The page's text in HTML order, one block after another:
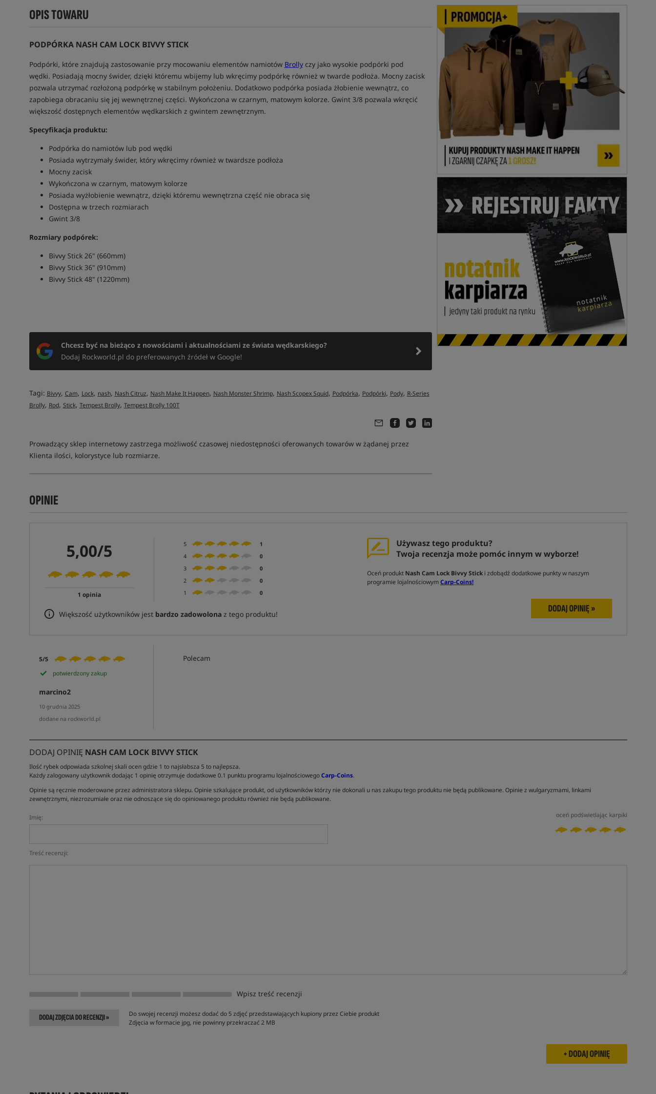
OPIS TOWARU
PODPÓRKA NASH CAM LOCK BIVVY STICK
Podpórki, które znajdują zastosowanie przy mocowaniu elementów namiotów Brollyczy jako wysokie podpórki pod
wędki. Posiadają mocny świder, dzięki któremu wbijemy lub wkręcimy podpórkę również w twarde podłoża. Mocny zacisk
pozwala utrzymać rozłożoną podpórkę w stabilnym położeniu. Dodatkowo podpórka posiada żłobienie wewnątrz, co
zapobiega obracaniu się jej wewnętrznej części. Wykończona w czarnym, matowym kolorze. Gwint 3/8 pozwala wkręcić
większość dostępnych elementów wędkarskich z gwintem zewnętrznym.
Specyfikacja produktu:
Podpórka do namiotów lub pod wędki
Posiada wytrzymały świder, który wkręcimy również w twardsze podłoża
Mocny zacisk
Wykończona w czarnym, matowym kolorze
Posiada wyżłobienie wewnątrz, dzięki któremu wewnętrzna część nie obraca się
Dostępna w trzech rozmiarach
Gwint 3/8
Rozmiary podpórek:
Bivvy Stick 26" (660mm)
Bivvy Stick 36" (910mm)
Bivvy Stick 48" (1220mm)
Chcesz być na bieżąco z nowościami i aktualnościami ze świata wędkarskiego?
Dodaj Rockworld.pl do preferowanych źródeł w Google!
Tagi: Bivvy, Cam, Lock, nash, Nash Citruz, Nash Make It Happen, Nash Monster Shrimp, Nash Scopex Squid, Podpórka, Podpórki, Pody, R-Series
Brolly, Rod, Stick, Tempest Brolly, Tempest Brolly 100T
Prowadzący sklep internetowy zastrzega możliwość czasowej niedostępności oferowanych towarów w żądanej przez
Klienta ilości, kolorystyce lub rozmiarze.
OPINIE
5,00/5
1 opinia
5
1
4
0
3
0
2
0
1
0
Większość użytkowników jest bardzo zadowolonaz tego produktu!
Używasz tego produktu?
Twoja recenzja może pomóc innym w wyborze!
Oceń produkt Nash Cam Lock Bivvy Stick i zdobądź dodatkowe punkty w naszym
programie lojalnościowymCarp-Coins!
DODAJ OPINIĘ »
5/5
potwierdzony zakup
marcino2
10 grudnia 2025
dodane na rockworld.pl
Polecam
DODAJ OPINIĘ NASH CAM LOCK BIVVY STICK
Ilość rybek odpowiada szkolnej skali ocen gdzie 1 to najsłabsza 5 to najlepsza.
Każdy zalogowany użytkownik dodając 1 opinię otrzymuje dodatkowe 0.1 punktu programu lojalnościowegoCarp-Coins.
Opinie są ręcznie moderowane przez administratora sklepu. Opinie szkalujące produkt, od użytkowników którzy nie dokonali u nas zakupu tego produktu nie będą publikowane. Opinie z wulgaryzmami, linkami
zewnętrznymi, niezrozumiałe oraz nie odnoszące się do opiniowanego produktu również nie będą publikowane.
oceń podświetlając karpiki
Imię:
Treść recenzji:
Wpisz treść recenzji
DODAJ ZDJĘCIA DO RECENZJI »
Do swojej recenzji możesz dodać do 5 zdjęć przedstawiających kupiony przez Ciebie produkt
Zdjęcia w formacie jpg, nie powinny przekraczać 2 MB